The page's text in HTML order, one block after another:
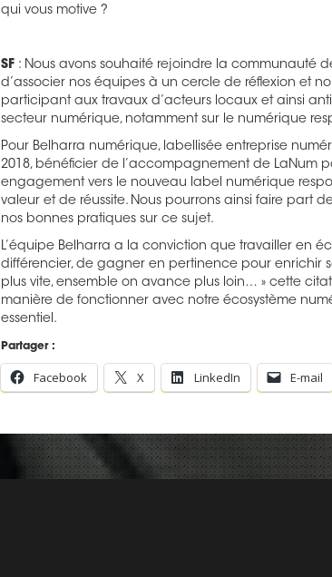
qui vous motive ?
SF : Nous avons souhaité rejoindre la communauté
d’associer nos équipes à un cercle de réflexion et
participant aux travaux d’acteurs locaux et ainsi
secteur numérique, notamment sur le numérique
Pour Belharra numérique, labellisée entreprise
2018, bénéficier de l’accompagnement de LaNum
engagement vers le nouveau label numérique
valeur et de réussite. Nous pourrons ainsi faire part
nos bonnes pratiques sur ce sujet.
L’équipe Belharra a la conviction que travailler en
différencier, de gagner en pertinence pour enrichir
plus vite, ensemble on avance plus loin… » cette
manière de fonctionner avec notre écosystème
essentiel.
Partager :
Facebook X LinkedIn E-mail